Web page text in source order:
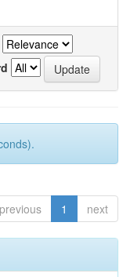
previous 1 next